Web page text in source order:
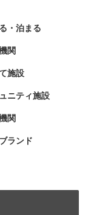
・泊まる
関
施設
ニティ施設
関
ランド